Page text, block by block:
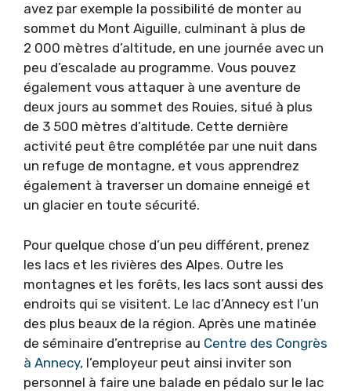
avez par exemple la possibilité de monter au
sommet du Mont Aiguille, culminant à plus de
2 000 mètres d’altitude, en une journée avec un
peu d’escalade au programme. Vous pouvez
également vous attaquer à une aventure de
deux jours au sommet des Rouies, situé à plus
de 3 500 mètres d’altitude. Cette dernière
activité peut être complétée par une nuit dans
un refuge de montagne, et vous apprendrez
également à traverser un domaine enneigé et
un glacier en toute sécurité.
Pour quelque chose d’un peu différent, prenez
les lacs et les rivières des Alpes. Outre les
montagnes et les forêts, les lacs sont aussi des
endroits qui se visitent. Le lac d’Annecy est l’un
des plus beaux de la région. Après une matinée
de séminaire d’entreprise au Centre des Congrès
à Annecy, l’employeur peut ainsi inviter son
personnel à faire une balade en pédalo sur le lac